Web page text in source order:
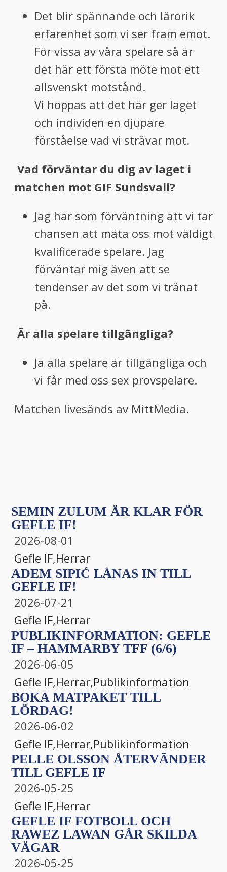
Det blir spännande och lärorik
erfarenhet som vi ser fram emot.
För vissa av våra spelare så är
det här ett första möte mot ett
allsvenskt motstånd.
Vi hoppas att det här ger laget
och individen en djupare
förståelse vad vi strävar mot.
Vad förväntar du dig av laget i
matchen mot GIF Sundsvall?
Jag har som förväntning att vi tar
chansen att mäta oss mot väldigt
kvalificerade spelare. Jag
förväntar mig även att se
tendenser av det som vi tränat
på.
Är alla spelare tillgängliga?
Ja alla spelare är tillgängliga och
vi får med oss sex provspelare.
Matchen livesänds av MittMedia.
SEMIN ZULUM ÄR KLAR FÖR
GEFLE IF!
2026-08-01
Gefle IF,Herrar
ADEM SIPIĆ LÅNAS IN TILL
GEFLE IF!
2026-07-21
Gefle IF,Herrar
PUBLIKINFORMATION: GEFLE
IF – HAMMARBY TFF (6/6)
2026-06-05
Gefle IF,Herrar,Publikinformation
BOKA MATPAKET TILL
LÖRDAG!
2026-06-02
Gefle IF,Herrar,Publikinformation
PELLE OLSSON ÅTERVÄNDER
TILL GEFLE IF
2026-05-25
Gefle IF,Herrar
GEFLE IF FOTBOLL OCH
RAWEZ LAWAN GÅR SKILDA
VÄGAR
2026-05-25